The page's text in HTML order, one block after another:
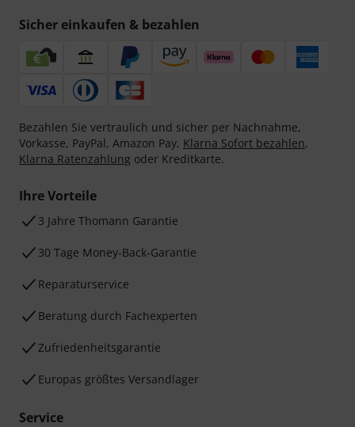
Sicher einkaufen & bezahlen
Bezahlen Sie vertraulich und sicher per Nachnahme,
Vorkasse, PayPal, Amazon Pay, Klarna Sofort bezahlen,
Klarna Ratenzahlung oder Kreditkarte.
Ihre Vorteile
3 Jahre Thomann Garantie
30 Tage Money-Back-Garantie
Reparaturservice
Beratung durch Fachexperten
Zufriedenheitsgarantie
Europas größtes Versandlager
Service